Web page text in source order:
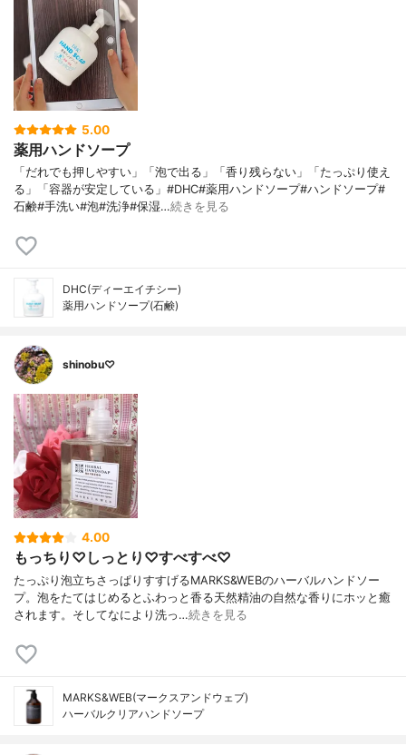
5.00
薬用ハンドソープ
「だれでも押しやすい」「泡で出る」「香り残らない」「たっぷり使え
る」「容器が安定している」#DHC#薬用ハンドソープ#ハンドソープ#
石鹸#手洗い#泡#洗浄#保湿…続きを見る
DHC(ディーエイチシー)
薬用ハンドソープ(石鹸)
shinobu♡
4.00
もっちり♡しっとり♡すべすべ♡
たっぷり泡立ちさっぱりすすげるMARKS&WEBのハーバルハンドソー
プ。泡をたてはじめるとふわっと香る天然精油の自然な香りにホッと癒
されます。そしてなにより洗っ…続きを見る
MARKS&WEB(マークスアンドウェブ)
ハーバルクリアハンドソープ